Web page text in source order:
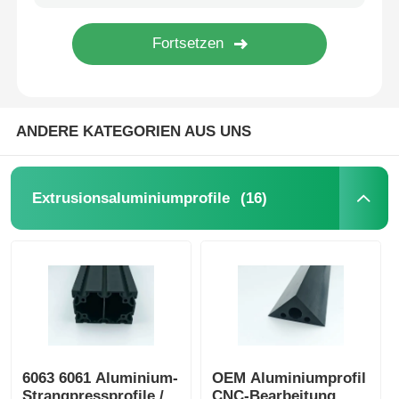
Werksbesichtigung
Kontaktieren Sie uns
Angebot anfordern
Extrusionsaluminiumprofile
Aluminium Küchenprofile
ANDERE KATEGORIEN AUS UNS
Extrusionsaluminiumprofile (16)
6063 6061 Aluminium-
OEM Aluminiumprofil